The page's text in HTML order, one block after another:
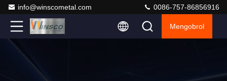
info@winscometal.com 0086-757-86856916
Mengobrol